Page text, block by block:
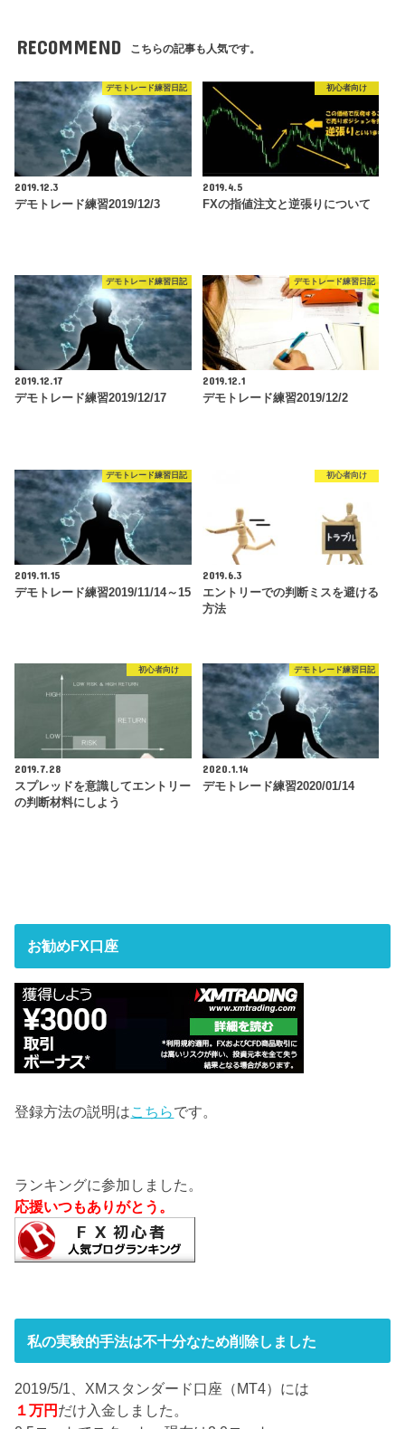
RECOMMEND こちらの記事も人気です。
デモトレード練習日記
2019.12.3
デモトレード練習2019/12/3
初心者向け
2019.4.5
FXの指値注文と逆張りについて
デモトレード練習日記
2019.12.17
デモトレード練習2019/12/17
デモトレード練習日記
2019.12.1
デモトレード練習2019/12/2
デモトレード練習日記
2019.11.15
デモトレード練習2019/11/14～15
初心者向け
2019.6.3
エントリーでの判断ミスを避ける
方法
初心者向け
2019.7.28
スプレッドを意識してエントリー
の判断材料にしよう
デモトレード練習日記
2020.1.14
デモトレード練習2020/01/14
お勧めFX口座
登録方法の説明はこちらです。
ランキングに参加しました。
応援いつもありがとう。
私の実験的手法は不十分なため削除しました
2019/5/1、XMスタンダード口座（MT4）には
１万円 だけ入金しました。